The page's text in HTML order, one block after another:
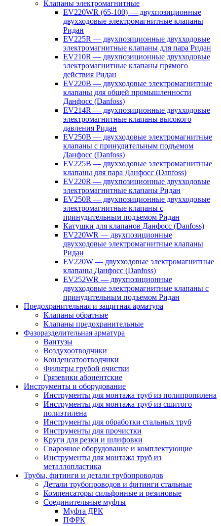
Клапаны электромагнитные
EV220WR (65-100) — двухпозиционные
двухходовые электромагнитные клапаны
Ридан
EV225R — двухпозиционные двухходовые
электромагнитные клапаны для пара Ридан
EV210R — двухпозиционные двухходовые
электромагнитные клапаны прямого
действия Ридан
EV220B — двухходовые электромагнитные
клапаны для общей промышленности
Данфосс (Danfoss)
EV214R — двухпозиционные двухходовые
электромагнитные клапаны высокого
давления Ридан
EV250B — двухходовые электромагнитные
клапаны с принудительным подъемом
Данфосс (Danfoss)
EV225B — двухходовые электромагнитные
клапаны для пара Данфосс (Danfoss)
EV220R — двухпозиционные двухходовые
электромагнитные клапаны Ридан
EV250R — двухпозиционные двухходовые
электромагнитные клапаны с
принудительным подъемом Ридан
Катушки для клапанов Данфосс (Danfoss)
EV220WR — двухпозиционные
двухходовые электромагнитные клапаны
Ридан
EV220W — двухходовые электромагнитные
клапаны Данфосс (Danfoss)
EV252WR — двухпозиционные
двухходовые электромагнитные клапаны с
принудительным подъемом Ридан
Предохранительная и защитная арматура
Клапаны обратные
Клапаны предохранительные
Фазоразделительная арматура
Вантузы
Воздухоотводчики
Конденсатоотводчики
Фильтры грубой очистки
Грязевики абонентские
Инструменты и оборудование
Инструменты для монтажа труб из полипропилена
Инструменты для монтажа труб из сшитого
полиэтилена
Инструменты для обработки стальных труб
Инструменты для прочистки
Круги для резки и шлифовки
Сварочное оборудование и комплектующие
Инструменты для монтажа труб из
металлопластика
Трубы, фитинги и детали трубопроводов
Детали трубопроводов и фитинги стальные
Компенсаторы сильфонные и резиновые
Соединительные муфты
Муфта ДРК
ПФРК